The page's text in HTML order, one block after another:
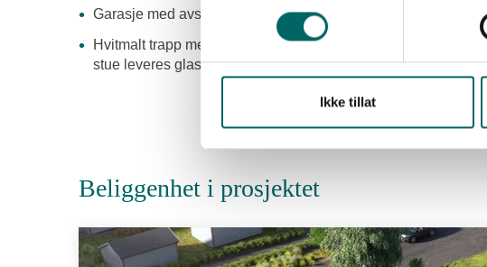
Ikke tillat
Garasje med avsatt plass til sportsbod - Totalt areal ca24kvm
Hvitmalt trapp med tette trinn i hvitlasert eik, hvit håndløper
stue leveres glassrekkverk med hvite stopper og håndlist.
Beliggenhet i prosjektet